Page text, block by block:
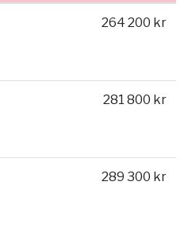
264 200 kr
281 800 kr
289 300 kr